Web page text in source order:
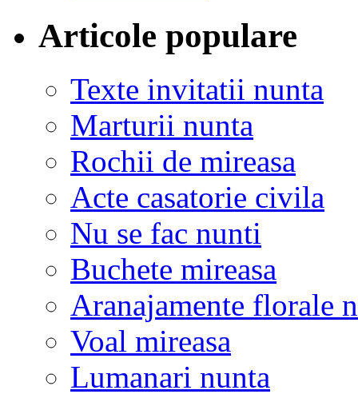
Articole populare
Texte invitatii nunta
Marturii nunta
Rochii de mireasa
Acte casatorie civila
Nu se fac nunti
Buchete mireasa
Aranajamente florale
Voal mireasa
Lumanari nunta